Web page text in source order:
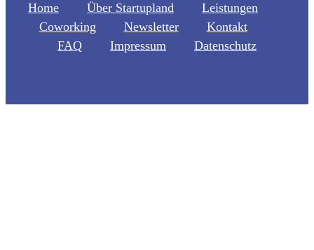
Home Über Startupland
Leistungen
Coworking
Newsletter
Kontakt
FAQ
Impressum Datenschutz